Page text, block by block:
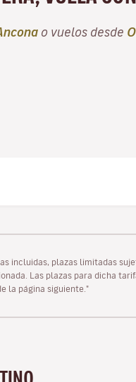
o vuelos desde
incluidas, plazas limitadas
Las plazas para dicha
la página siguiente."